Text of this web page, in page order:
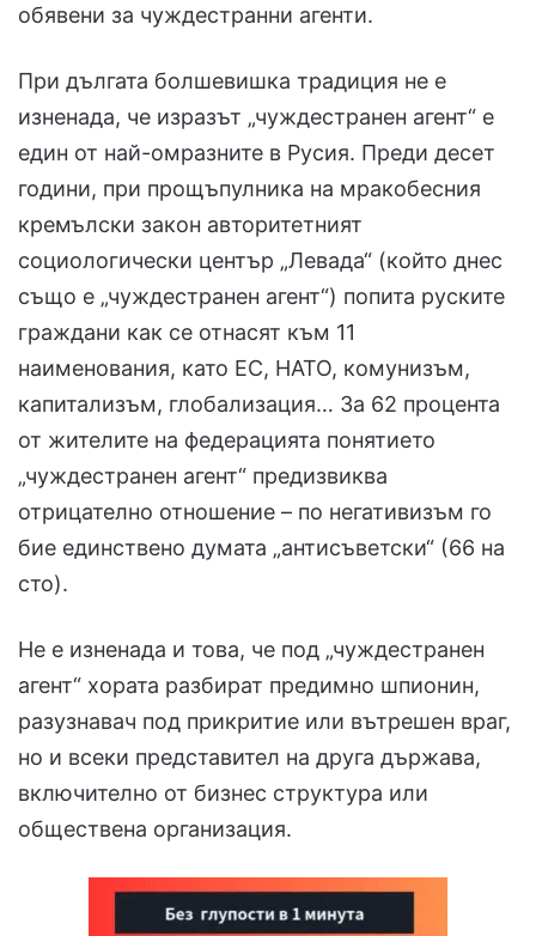
обявени за чуждестранни агенти.
При дългата болшевишка традиция не е
изненада, че изразът „чуждестранен агент“ е
един от най-омразните в Русия. Преди десет
години, при прощъпулника на мракобесния
кремълски закон авторитетният
социологически център „Левада“ (който днес
също е „чуждестранен агент“) попита руските
граждани как се отнасят към 11
наименования, като ЕС, НАТО, комунизъм,
капитализъм, глобализация… За 62 процента
от жителите на федерацията понятието
„чуждестранен агент“ предизвиква
отрицателно отношение – по негативизъм го
бие единствено думата „антисъветски“ (66 на
сто).
Не е изненада и това, че под „чуждестранен
агент“ хората разбират предимно шпионин,
разузнавач под прикритие или вътрешен враг,
но и всеки представител на друга държава,
включително от бизнес структура или
обществена организация.